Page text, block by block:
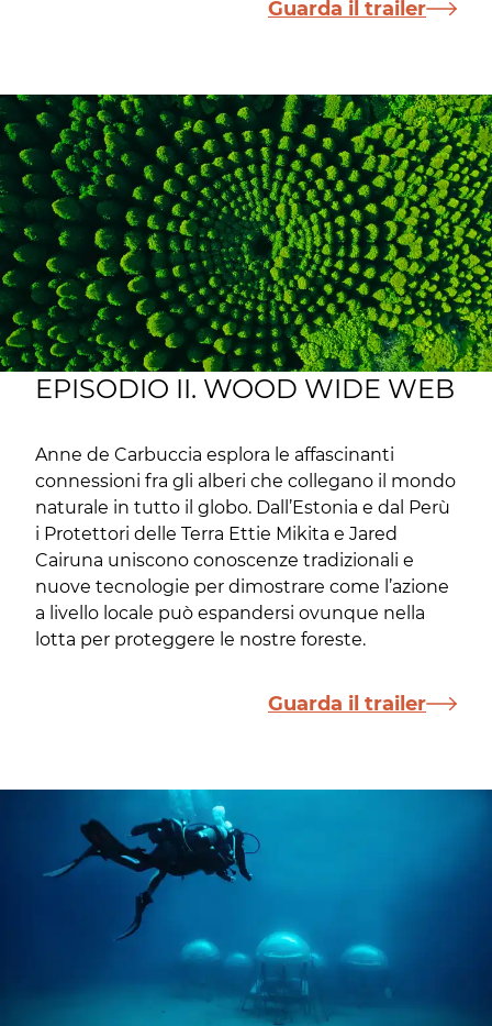
Guarda il trailer
EPISODIO II. WOOD WIDE WEB
Anne de Carbuccia esplora le affascinanti
connessioni fra gli alberi che collegano il mondo
naturale in tutto il globo. Dall’Estonia e dal Perù
i Protettori delle Terra Ettie Mikita e Jared
Cairuna uniscono conoscenze tradizionali e
nuove tecnologie per dimostrare come l’azione
a livello locale può espandersi ovunque nella
lotta per proteggere le nostre foreste.
Guarda il trailer